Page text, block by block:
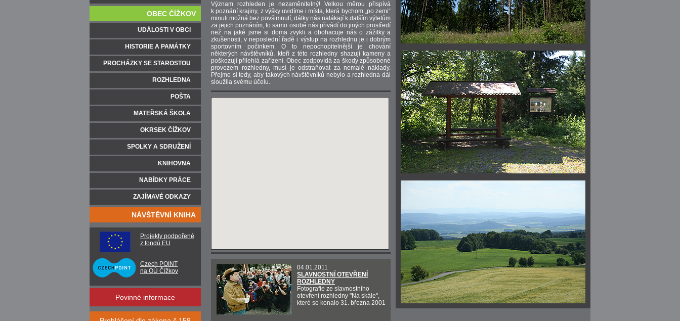
Význam rozhleden je nezaměnitelný! Velkou měrou přispívá
k poznání krajiny, z výšky uvidíme i místa, která bychom „po zemi“
minuli možná bez povšimnutí, dálky nás nalákají k dalším výletům
za jejich poznáním, to samo osobě nás přivádí do jiných prostředí
než na jaké jsme si doma zvykli a obohacuje nás o zážitky a
zkušenosti, v neposlední řadě i výstup na rozhlednu je i dobrým
sportovním počinkem. O to nepochopitelnější je chování
některých návštěvníků, kteří z této rozhledny shazují kameny a
poškozují přilehlá zařízení. Obec zodpovídá za škody způsobené
provozem rozhledny, musí je odstraňovat za nemalé náklady.
Přejme si tedy, aby takových návštěvníků nebylo a rozhledna dál
sloužila svému účelu.
04.01.2011
SLAVNOSTNÍ OTEVŘENÍ
ROZHLEDNY
Fotografie ze slavnostního
otevření rozhledny "Na skále",
které se konalo 31. března 2001
OBEC ČÍŽKOV
UDÁLOSTI V OBCI
HISTORIE A PAMÁTKY
PROCHÁZKY SE STAROSTOU
ROZHLEDNA
POŠTA
MATEŘSKÁ ŠKOLA
OKRSEK ČÍŽKOV
SPOLKY A SDRUŽENÍ
KNIHOVNA
NABÍDKY PRÁCE
ZAJÍMAVÉ ODKAZY
NÁVŠTĚVNÍ KNIHA
Projekty podpořené
z fondů EU
Czech POINT
na OÚ Čížkov
Povinné informace